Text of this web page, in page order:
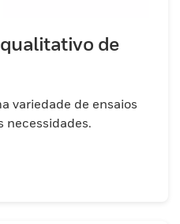
de
variedade de ensaios
necessidades.